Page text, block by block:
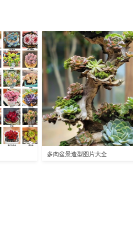
多肉盆景造型图片大全